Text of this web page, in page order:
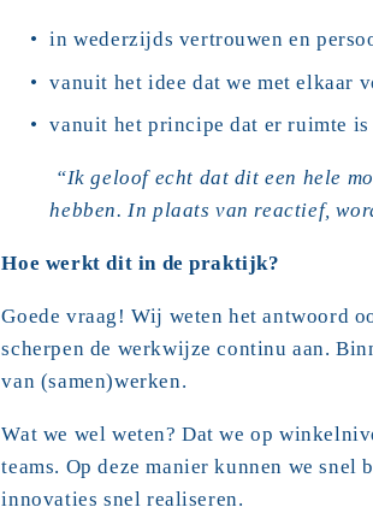
in wederzijds vertrouwen en
vanuit het idee dat we met elkaar
vanuit het principe dat er ruimte
“Ik geloof echt dat dit een hele
hebben. In plaats van reactief,
Hoe werkt dit in de praktijk?
Goede vraag! Wij weten het antwoord
scherpen de werkwijze continu aan.
van (samen)werken.
Wat we wel weten? Dat we op
teams. Op deze manier kunnen we
innovaties snel realiseren.